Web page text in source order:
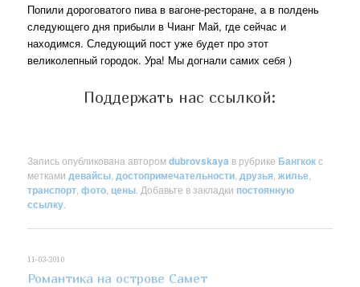
Попили дороговатого пива в вагоне-ресторане, а в полдень
следующего дня прибыли в Чианг Май, где сейчас и
находимся. Следующий пост уже будет про этот
великолепный городок. Ура! Мы догнали самих себя )
Поддержать нас ссылкой:
Запись опубликована авторомdubrovskaya в рубрикеБангкокс
метками девайсы достопримечательности друзья ,жилье
транспорт ,фото цены . Добавьте в закладки постоянную
ссылку
11-03-2010
Романтика на острове Самет